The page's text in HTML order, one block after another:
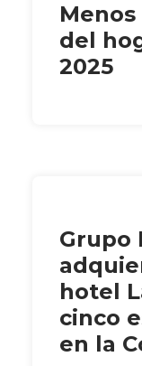
del
2025
Grupo
hotel
cinco
en la